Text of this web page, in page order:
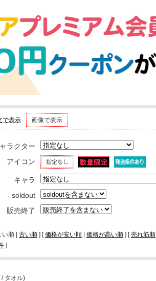
で表示 画像で表示
ラクター
アイコン
キャラ
soldout
販売終了
い順 | 古い順 ] [価格が安い順 | 価格が高い順 ] [売れ筋順
]
タオル)